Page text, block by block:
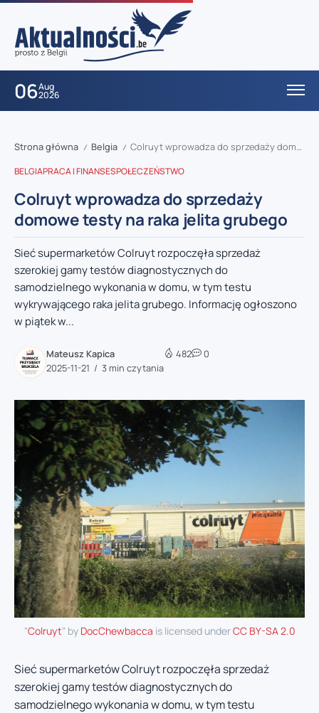
06Aug
2026
Strona główna / Belgia / Colruyt wprowadza do sprzedaży domowe testy na raka jelita grubego
BELGIAPRACA I FINANSESPOŁECZEŃSTWO
Colruyt wprowadza do sprzedaży
domowe testy na raka jelita grubego
Sieć supermarketów Colruyt rozpoczęła sprzedaż
szerokiej gamy testów diagnostycznych do
samodzielnego wykonania w domu, w tym testu
wykrywającego raka jelita grubego. Informację ogłoszono
w piątek w...
Mateusz Kapica
2025-11-21
3 min czytania
482 0
"Colruyt" by DocChewbacca is licensed underCC BY-SA 2.0
Sieć supermarketów Colruyt rozpoczęła sprzedaż
szerokiej gamy testów diagnostycznych do
samodzielnego wykonania w domu, w tym testu